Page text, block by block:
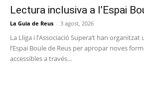
Lectura inclusiva a l’Espai
La Guia de Reus - 3 agost, 2026
La Lliga i l’Associació Supera’t han
l’Espai Boule de Reus per apropar noves
accessibles a través...